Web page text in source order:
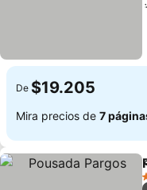
De $19.205
Mira precios de 7